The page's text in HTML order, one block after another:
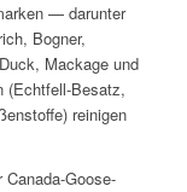
— darunter
Bogner,
Mackage und
(Echtfell-Besatz,
reinigen
Goose-